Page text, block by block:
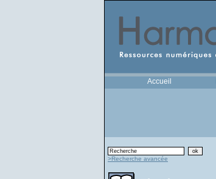
Accueil
>Recherche avancée